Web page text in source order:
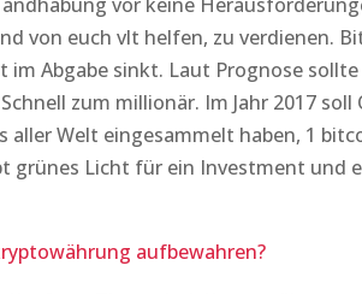
von euch vlt helfen, zu verdienen.
Abgabe sinkt. Laut Prognose
zum millionär. Im Jahr 2017
Welt eingesammelt haben, 1
grünes Licht für ein Investment und
aufbewahren?